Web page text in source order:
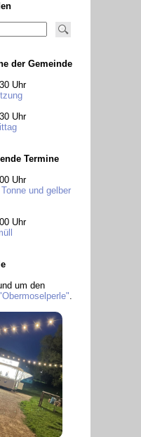
der Gemeinde
Uhr
Uhr
Termine
Uhr
und gelber
Uhr
um den
.